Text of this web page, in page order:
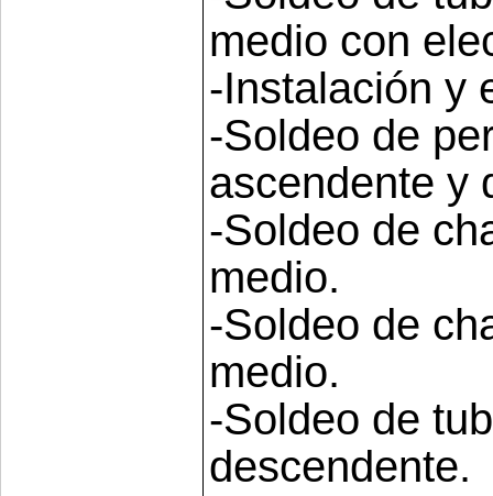
medio con
-Instalación y
-Soldeo de
ascendente y
-Soldeo de
medio.
-Soldeo de
medio.
-Soldeo de
descendente.